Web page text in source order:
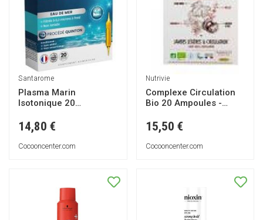
Santarome
Plasma Marin
Isotonique 20
ampoules de 10 ml
14,80 €
Cocooncenter.com
Nutrivie
Complexe Circulation
Bio 20 Ampoules -
10 ml
15,50 €
Cocooncenter.com